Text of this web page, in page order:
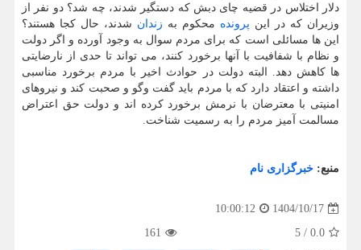
دلار اختلاس در قضیه چای دبش که دستگیر شدند، چه شد؟ دو نفر از
وزیران که در این پرونده محکوم به زندان شدند، حال کجا هستند؟
این ها مسائلی است که برای مردم سوال به وجود آورده و اگر دولت
و نظام با شفافیت با آنها برخورد کنند، می تواند تا حدی از نارضایتی
ها کاهش دهد. البته دولت در حوادث اخیر با مردم برخورد مناسبی
داشته و اعتقاد دارد که با مردم باید گفت وگو و صحبت کند و نیروهای
امنیتی با معترضان با نرمش برخورد کرده اند و دولت حق اعتراض
مسالمت آمیز مردم را به رسمیت شناخت.
منبع: خبرگزاری نام
1404/10/17
10:00:12
0.0
/
5
161